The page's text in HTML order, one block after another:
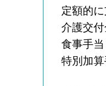
定額的に
介護交
食事手
特別加